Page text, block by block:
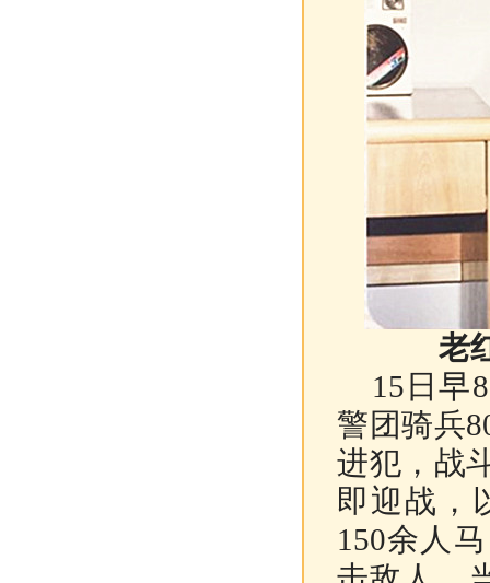
老
15日早8
警团骑兵
进犯，战
即迎战，
150余人